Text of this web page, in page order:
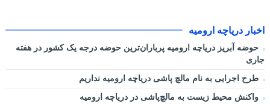
اخبار دریاچه ارومیه
حوضه آبریز دریاچه ارومیه پرباران‌ترین حوضه‌ درجه یک کشور در هفته
جاری
طرح اجرایی به نام مالچ پاشی دریاچه ارومیه نداریم
واکنش محیط زیست به مالچ‌پاشی در دریاچه ارومیه